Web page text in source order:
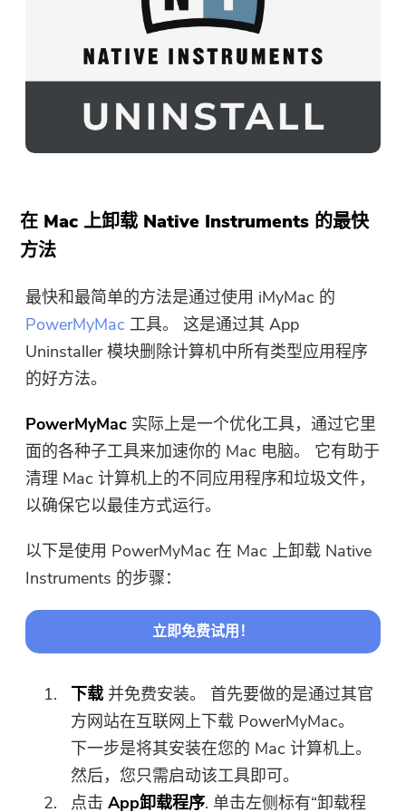
在 Mac 上卸载 Native Instruments 的最快
方法
最快和最简单的方法是通过使用 iMyMac 的
PowerMyMac 工具。 这是通过其 App
Uninstaller 模块删除计算机中所有类型应用程序
的好方法。
PowerMyMac 实际上是一个优化工具，通过它里
面的各种子工具来加速你的 Mac 电脑。 它有助于
清理 Mac 计算机上的不同应用程序和垃圾文件，
以确保它以最佳方式运行。
以下是使用 PowerMyMac 在 Mac 上卸载 Native
Instruments 的步骤：
立即免费试用！
下载 并免费安装。 首先要做的是通过其官
方网站在互联网上下载 PowerMyMac。
下一步是将其安装在您的 Mac 计算机上。
然后，您只需启动该工具即可。
点击App卸载程序. 单击左侧标有“卸载程